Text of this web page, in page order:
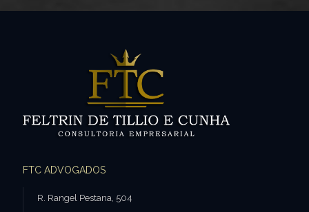
FTC ADVOGADOS
R. Rangel Pestana, 504